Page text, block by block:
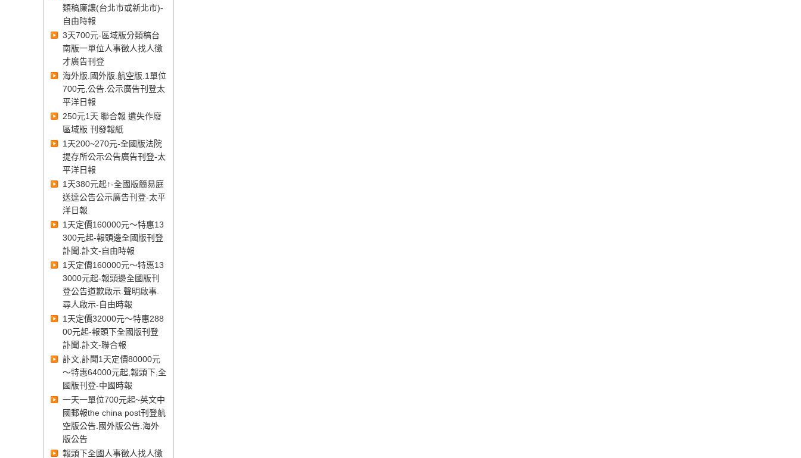
臺灣澎湖地方法院
金門地方法院登報、福建連江
地方法院登報、
類稿廉讓(台北市或新北市)-
自由時報
3天700元-區域版分類稿台
南版一單位人事徵人找人徵
才廣告刊登
海外版.國外版.航空版.1單位
700元,公告.公示廣告刊登太
平洋日報
250元1天 聯合報 遺失作廢
區域版 刊發報紙
1天200~270元-全國版法院
提存所公示公告廣告刊登-太
平洋日報
1天380元起↑-全國版簡易庭
送達公告公示廣告刊登-太平
洋日報
1天定價160000元～特惠13
300元起-報頭邊全國版刊登
訃聞.訃文-自由時報
1天定價160000元～特惠13
3000元起-報頭邊全國版刊
登公告道歉啟示.聲明啟事.
尋人啟示-自由時報
1天定價32000元～特惠288
00元起-報頭下全國版刊登
訃聞.訃文-聯合報
訃文,訃聞1天定價80000元
～特惠64000元起,報頭下,全
國版刊登-中國時報
一天一單位700元起~英文中
國郵報the china post刊登航
空版公告.國外版公告.海外
版公告
報頭下全國人事徵人找人徵